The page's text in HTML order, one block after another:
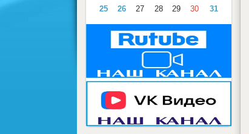
25
26 27 28 29 30 31